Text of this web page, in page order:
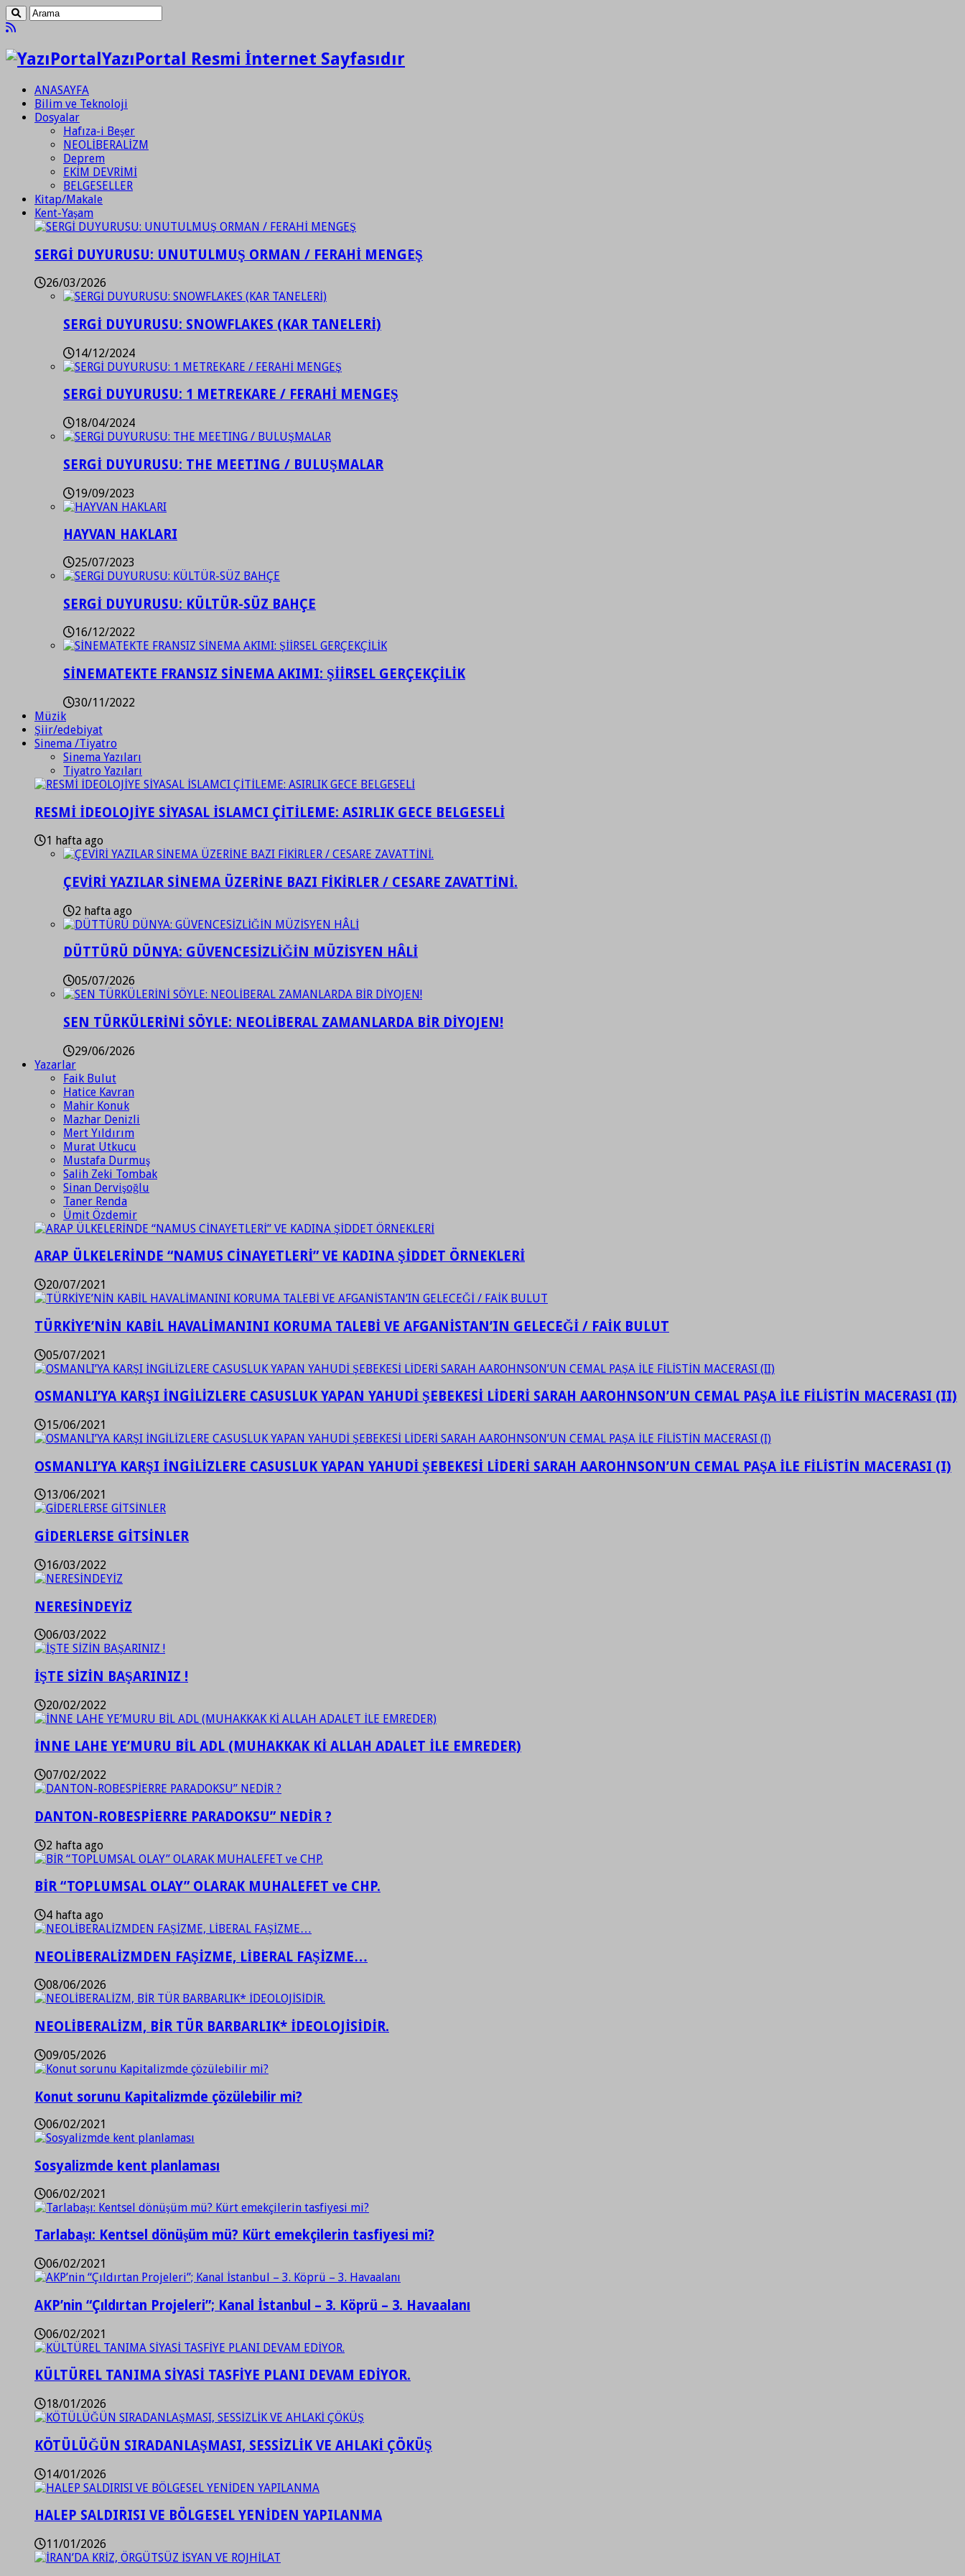
YazıPortal Resmi İnternet Sayfasıdır
ANASAYFA
Bilim ve Teknoloji
Dosyalar
Hafıza-i Beşer
NEOLİBERALİZM
Deprem
EKİM DEVRİMİ
BELGESELLER
Kitap/Makale
Kent-Yaşam
SERGİ DUYURUSU: UNUTULMUŞ ORMAN / FERAHİ MENGEŞ
26/03/2026
SERGİ DUYURUSU: SNOWFLAKES (KAR TANELERİ)
14/12/2024
SERGİ DUYURUSU: 1 METREKARE / FERAHİ MENGEŞ
18/04/2024
SERGİ DUYURUSU: THE MEETING / BULUŞMALAR
19/09/2023
HAYVAN HAKLARI
25/07/2023
SERGİ DUYURUSU: KÜLTÜR-SÜZ BAHÇE
16/12/2022
SİNEMATEKTE FRANSIZ SİNEMA AKIMI: ŞİİRSEL GERÇEKÇİLİK
30/11/2022
Müzik
Şiir/edebiyat
Sinema /Tiyatro
Sinema Yazıları
Tiyatro Yazıları
RESMİ İDEOLOJİYE SİYASAL İSLAMCI ÇİTİLEME: ASIRLIK GECE BELGESELİ
1 hafta ago
ÇEVİRİ YAZILAR SİNEMA ÜZERİNE BAZI FİKİRLER / CESARE ZAVATTİNİ.
2 hafta ago
DÜTTÜRÜ DÜNYA: GÜVENCESİZLİĞİN MÜZİSYEN HÂLİ
05/07/2026
SEN TÜRKÜLERİNİ SÖYLE: NEOLİBERAL ZAMANLARDA BİR DİYOJEN!
29/06/2026
Yazarlar
Faik Bulut
Hatice Kavran
Mahir Konuk
Mazhar Denizli
Mert Yıldırım
Murat Utkucu
Mustafa Durmuş
Salih Zeki Tombak
Sinan Dervişoğlu
Taner Renda
Ümit Özdemir
ARAP ÜLKELERİNDE “NAMUS CİNAYETLERİ” VE KADINA ŞİDDET ÖRNEKLERİ
20/07/2021
TÜRKİYE’NİN KABİL HAVALİMANINI KORUMA TALEBİ VE AFGANİSTAN’IN GELECEĞİ / FAİK BULUT
05/07/2021
OSMANLI’YA KARŞI İNGİLİZLERE CASUSLUK YAPAN YAHUDİ ŞEBEKESİ LİDERİ SARAH AAROHNSON’UN CEMAL PAŞA İLE FİLİSTİN MACERASI (II)
15/06/2021
OSMANLI’YA KARŞI İNGİLİZLERE CASUSLUK YAPAN YAHUDİ ŞEBEKESİ LİDERİ SARAH AAROHNSON’UN CEMAL PAŞA İLE FİLİSTİN MACERASI (I)
13/06/2021
GİDERLERSE GİTSİNLER
16/03/2022
NERESİNDEYİZ
06/03/2022
İŞTE SİZİN BAŞARINIZ !
20/02/2022
İNNE LAHE YE’MURU BİL ADL (MUHAKKAK Kİ ALLAH ADALET İLE EMREDER)
07/02/2022
DANTON-ROBESPİERRE PARADOKSU” NEDİR ?
2 hafta ago
BİR “TOPLUMSAL OLAY” OLARAK MUHALEFET ve CHP.
4 hafta ago
NEOLİBERALİZMDEN FAŞİZME, LİBERAL FAŞİZME…
08/06/2026
NEOLİBERALİZM, BİR TÜR BARBARLIK* İDEOLOJİSİDİR.
09/05/2026
Konut sorunu Kapitalizmde çözülebilir mi?
06/02/2021
Sosyalizmde kent planlaması
06/02/2021
Tarlabaşı: Kentsel dönüşüm mü? Kürt emekçilerin tasfiyesi mi?
06/02/2021
AKP’nin “Çıldırtan Projeleri”; Kanal İstanbul – 3. Köprü – 3. Havaalanı
06/02/2021
KÜLTÜREL TANIMA SİYASİ TASFİYE PLANI DEVAM EDİYOR.
18/01/2026
KÖTÜLÜĞÜN SIRADANLAŞMASI, SESSİZLİK VE AHLAKİ ÇÖKÜŞ
14/01/2026
HALEP SALDIRISI VE BÖLGESEL YENİDEN YAPILANMA
11/01/2026